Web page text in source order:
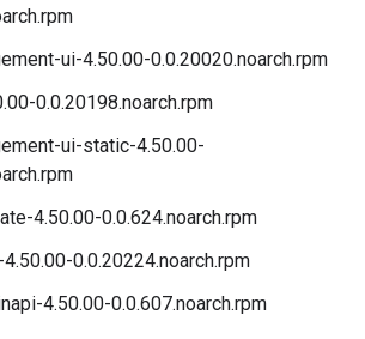
ui-4.50.00-0.0.20020.noarch.rpm
0.0.20198.noarch.rpm
ui-static-4.50.00-
4.50.00-0.0.624.noarch.rpm
0.0.20224.noarch.rpm
4.50.00-0.0.607.noarch.rpm